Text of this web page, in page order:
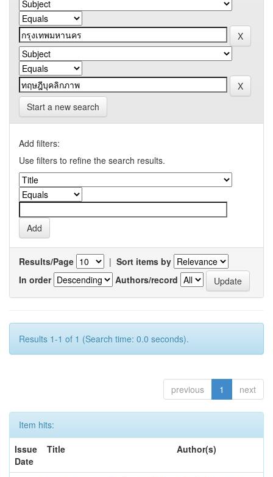
Start a new search
Add filters:
Use filters to refine the search results.
Results/Page | Sort items by
In order
Authors/record
Results 1-1 of 1 (Search time: 0.0 seconds).
previous 1 next
Item hits:
Issue
Date
Title Author(s)